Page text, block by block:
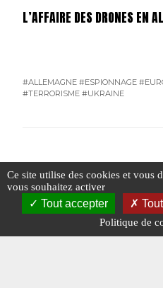
L’AFFAIRE DES DRONES EN
#ALLEMAGNE #ESPIONNAGE
#TERRORISME #UKRAINE
Ce site utilise des cookies et vous
vous souhaitez activer
Tout accepter
Politique de